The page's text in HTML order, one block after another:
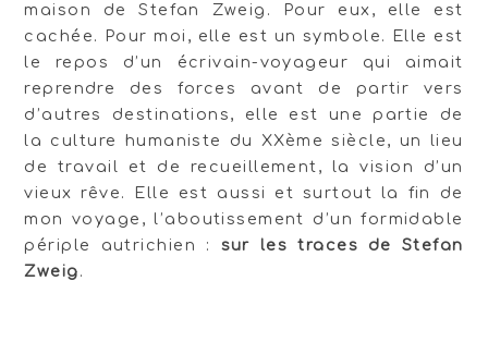
maison de Stefan Zweig. Pour eux, elle est
cachée. Pour moi, elle est un symbole. Elle est
le repos d’un écrivain-voyageur qui aimait
reprendre des forces avant de partir vers
d’autres destinations, elle est une partie de
la culture humaniste du XXème siècle, un lieu
de travail et de recueillement, la vision d’un
vieux rêve. Elle est aussi et surtout la fin de
mon voyage, l’aboutissement d’un formidable
périple autrichien : sur les traces de Stefan
Zweig.